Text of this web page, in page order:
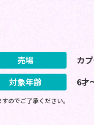
売場
カ
対象年齢 6才
のでご了承ください。